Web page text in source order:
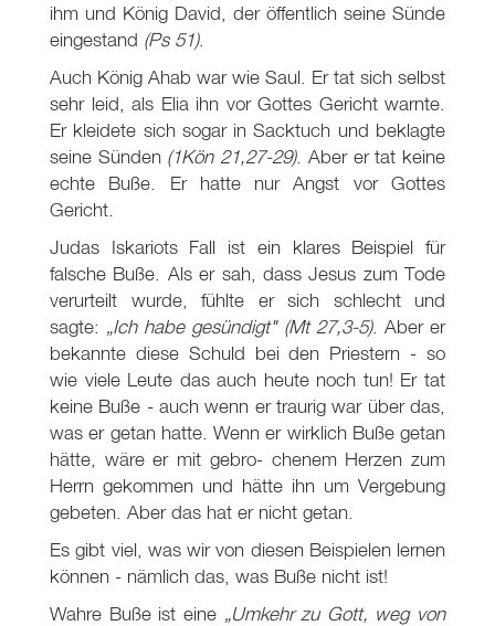
ihm und König David, der öffentlich seine Sünde
eingestand (Ps 51).
Auch König Ahab war wie Saul. Er tat sich selbst
sehr leid, als Elia ihn vor Gottes Gericht warnte.
Er kleidete sich sogar in Sacktuch und beklagte
seine Sünden (1Kön 21,27-29). Aber er tat keine
echte Buße. Er hatte nur Angst vor Gottes
Gericht.
Judas Iskariots Fall ist ein klares Beispiel für
falsche Buße. Als er sah, dass Jesus zum Tode
verurteilt wurde, fühlte er sich schlecht und
sagte: „Ich habe gesündigt" (Mt 27,3-5). Aber er
bekannte diese Schuld bei den Priestern - so
wie viele Leute das auch heute noch tun! Er tat
keine Buße - auch wenn er traurig war über das,
was er getan hatte. Wenn er wirklich Buße getan
hätte, wäre er mit gebro- chenem Herzen zum
Herrn gekommen und hätte ihn um Vergebung
gebeten. Aber das hat er nicht getan.
Es gibt viel, was wir von diesen Beispielen lernen
können - nämlich das, was Buße nicht ist!
Wahre Buße ist eine „Umkehr zu Gott, weg von